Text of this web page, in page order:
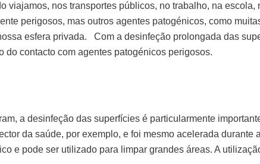
viajamos, nos transportes públicos, no trabalho, na
perigosos, mas outros agentes patogénicos, como
esfera privada. Com a desinfeção prolongada das
contacto com agentes patogénicos perigosos.
a desinfeção das superfícies é particularmente
da saúde, por exemplo, e foi mesmo acelerada durante
e pode ser utilizado para limpar grandes áreas. A